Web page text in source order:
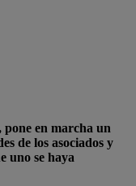
pone en marcha un
de los asociados y
uno se haya